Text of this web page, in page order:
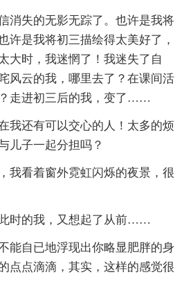
消失的无影无踪了。也许是我将
许是我将初三描绘得太美好了，
大时，我迷惘了！我迷失了自
风云的我，哪里去了？在课间活
走进初三后的我，变了……
我还有可以交心的人！太多的烦
儿子一起分担吗？
我看着窗外霓虹闪烁的夜景，很
时的我，又想起了从前……
能自已地浮现出你略显肥胖的身
点点滴滴，其实，这样的感觉很